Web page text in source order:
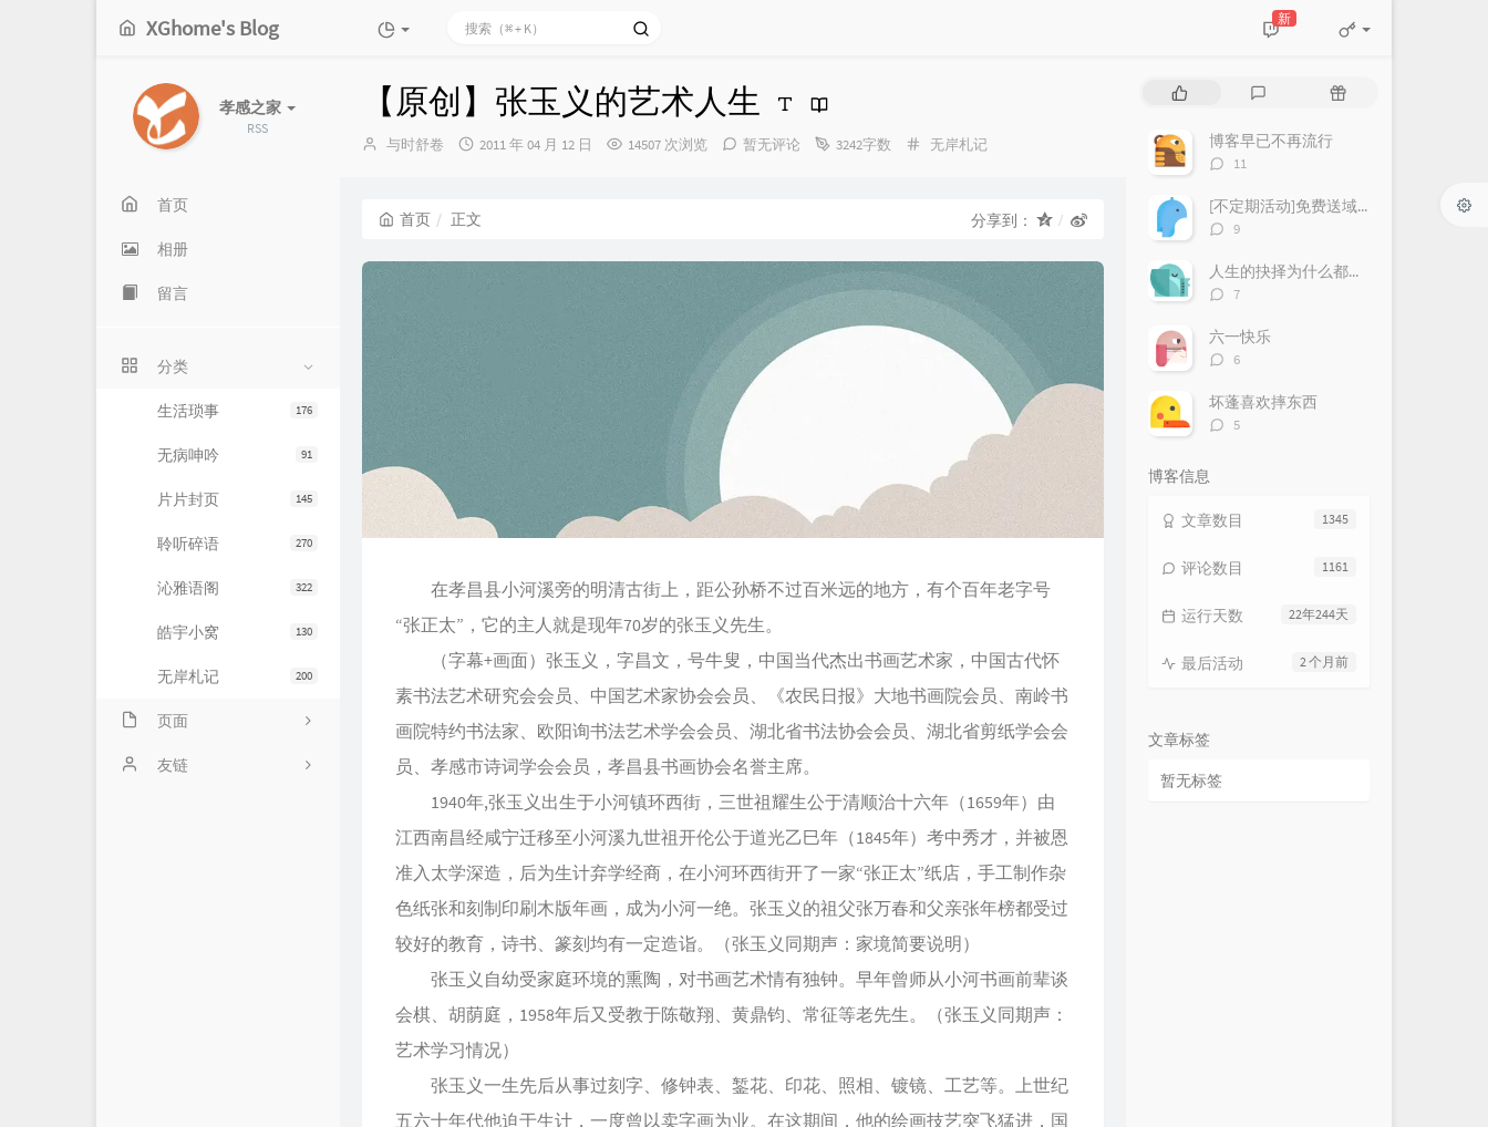
XGhome's Blog 新
孝感之家
RSS
首页
相册
留言
分类
176
生活琐事
91
无病呻吟
145
片片封页
270
聆听碎语
322
沁雅语阁
130
皓宇小窝
200
无岸札记
页面
友情链接
友链
【原创】张玉义的艺术人生
博
与时舒卷
发
2011 年 04 月 12 日 14507 次浏览 暂无评论 3242字数
分
无岸札记
首页 正文 分享到：
在孝昌县小河溪旁的明清古街上，距公孙桥不过百米远的地方，有个百年老字号
“张正太”，它的主人就是现年70岁的张玉义先生。
（字幕+画面）张玉义，字昌文，号牛叟，中国当代杰出书画艺术家，中国古代怀
素书法艺术研究会会员、中国艺术家协会会员、《农民日报》大地书画院会员、南岭书
画院特约书法家、欧阳询书法艺术学会会员、湖北省书法协会会员、湖北省剪纸学会会
员、孝感市诗词学会会员，孝昌县书画协会名誉主席。
1940年,张玉义出生于小河镇环西街，三世祖耀生公于清顺治十六年（1659年）由
江西南昌经咸宁迁移至小河溪九世祖开伦公于道光乙巳年（1845年）考中秀才，并被恩
准入太学深造，后为生计弃学经商，在小河环西街开了一家“张正太”纸店，手工制作杂
色纸张和刻制印刷木版年画，成为小河一绝。张玉义的祖父张万春和父亲张年榜都受过
较好的教育，诗书、篆刻均有一定造诣。（张玉义同期声：家境简要说明）
张玉义自幼受家庭环境的熏陶，对书画艺术情有独钟。早年曾师从小河书画前辈谈
会棋、胡荫庭，1958年后又受教于陈敬翔、黄鼎钧、常征等老先生。（张玉义同期声：
艺术学习情况）
张玉义一生先后从事过刻字、修钟表、錾花、印花、照相、镀镜、工艺等。上世纪
五六十年代他迫于生计，一度曾以卖字画为业。在这期间，他的绘画技艺突飞猛进，国
评
随
博客早已不再流行
评
数：
11
[不定期活动]免费送域名或空间
评
数：
9
人生的抉择为什么都这么让人无奈？
评
数：
7
六一快乐
评
数：
6
坏蓬喜欢摔东西
评
5
博客信息
1345
文章数目
1161
评论数目
22年244天
运行天数
2 个月前
最后活动
文章标签
暂无标签